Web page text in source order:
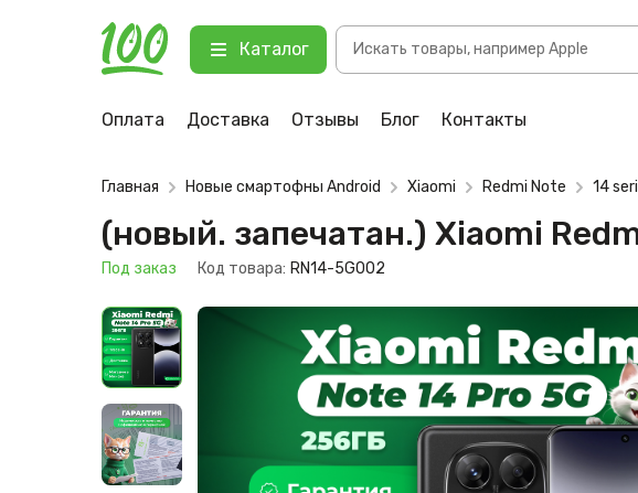
Каталог
Поиск
товаров
Оплата Доставка Отзывы Блог Контакты
(новый. запечатан.) Xiaomi Redmi Note 14 Pro 5G
123 Под заказ
Главная Новые смартофны Android Xiaomi Redmi Note 14
(новый. запечатан.) Xiaomi
Под заказ Код товара: RN14-5G002